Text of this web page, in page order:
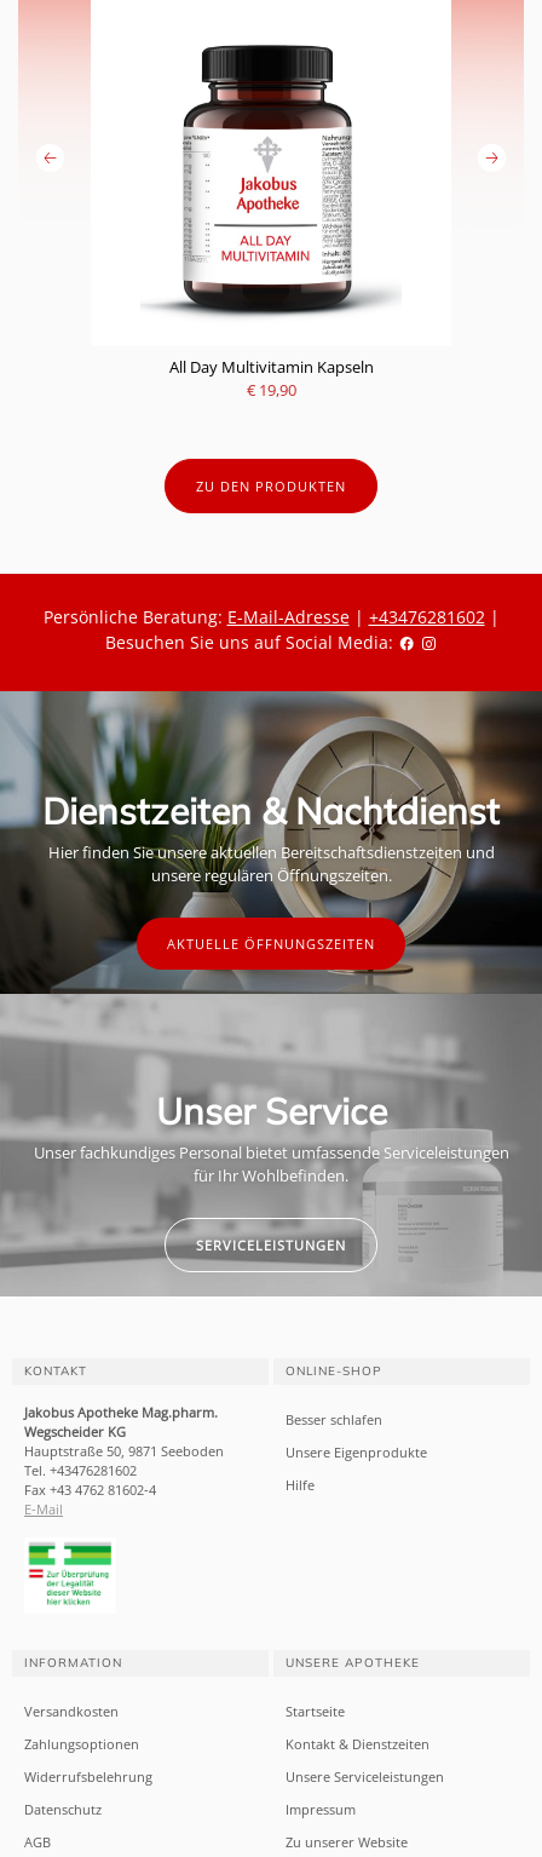
All Day Multivitamin Kapseln
€ 19,90
ZU DEN PRODUKTEN
Persönliche Beratung: E-Mail-Adresse| +43476281602|
Besuchen Sie uns auf Social Media:
Dienstzeiten & Nachtdienst
Hier finden Sie unsere aktuellen Bereitschaftsdienstzeiten und
unsere regulären Öffnungszeiten.
AKTUELLE ÖFFNUNGSZEITEN
Unser Service
Unser fachkundiges Personal bietet umfassende Serviceleistungen
für Ihr Wohlbefinden.
SERVICELEISTUNGEN
KONTAKT
Jakobus Apotheke Mag.pharm.
Wegscheider KG
Hauptstraße 50, 9871 Seeboden
Tel. +43476281602
Fax +43 4762 81602-4
E-Mail
ONLINE-SHOP
Besser schlafen
Unsere Eigenprodukte
Hilfe
INFORMATION
Versandkosten
Zahlungsoptionen
Widerrufsbelehrung
Datenschutz
AGB
UNSERE APOTHEKE
Startseite
Kontakt & Dienstzeiten
Unsere Serviceleistungen
Impressum
Zu unserer Website